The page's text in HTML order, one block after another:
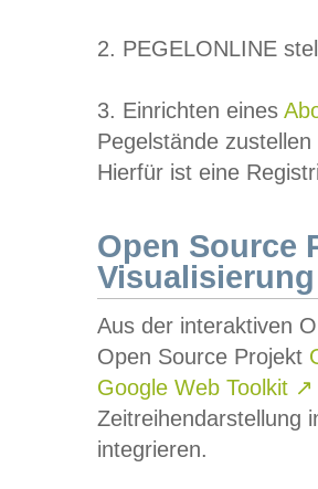
2. PEGELONLINE
3. Einrichten eines
Pegelstände
Hierfür ist eine
Open Source
Visualisierung
Aus der interaktiven
Open Source Projekt
Google Web Toolkit ↗
Zeitreihendarstellung
integrieren.